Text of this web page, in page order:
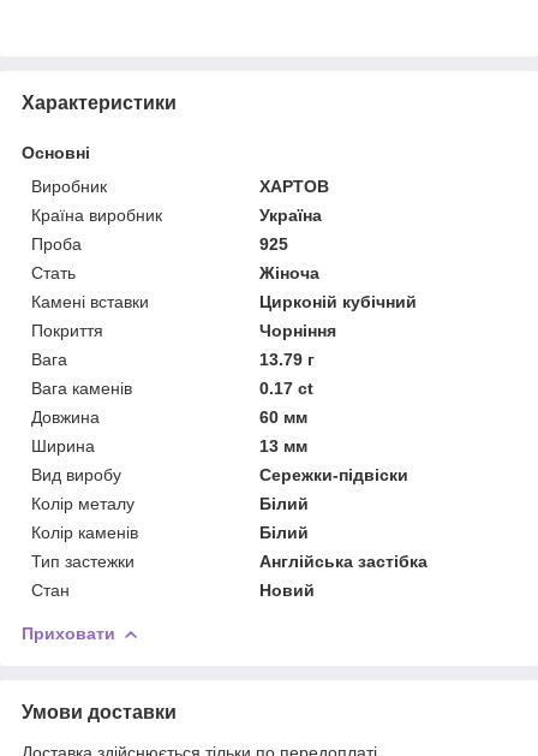
Характеристики
Основні
Виробник
ХАРТОВ
Країна виробник
Україна
Проба
925
Стать
Жіноча
Камені вставки
Цирконій кубічний
Покриття
Чорніння
Вага
13.79 г
Вага каменів
0.17 ct
Довжина
60 мм
Ширина
13 мм
Вид виробу
Сережки-підвіски
Колір металу
Білий
Колір каменів
Білий
Тип застежки
Англійська застібка
Стан
Новий
Приховати
Умови доставки
Доставка здійснюється тільки по передоплаті.